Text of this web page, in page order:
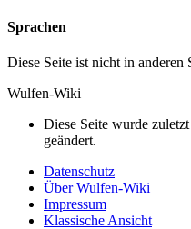
Sprachen
Diese Seite ist nicht in anderen
Wulfen-Wiki
Diese Seite wurde
geändert.
Datenschutz
Über Wulfen-Wiki
Impressum
Klassische Ansicht